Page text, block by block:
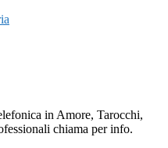
in Amore, Tarocchi,
chiama per info.